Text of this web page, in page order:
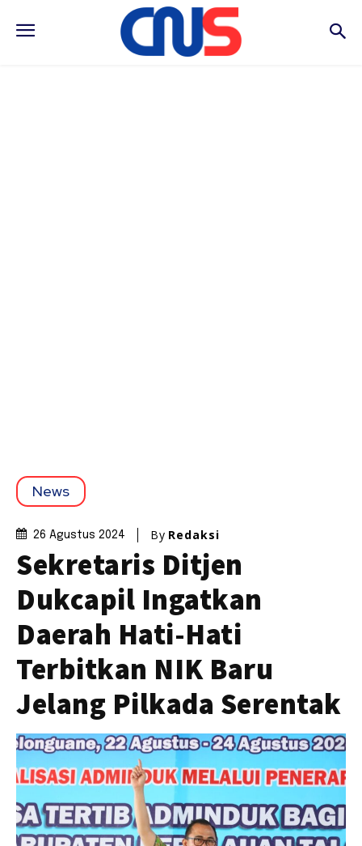
News
26 Agustus 2024 By Redaksi
Sekretaris Ditjen
Dukcapil Ingatkan
Daerah Hati-Hati
Terbitkan NIK Baru
Jelang Pilkada Serentak